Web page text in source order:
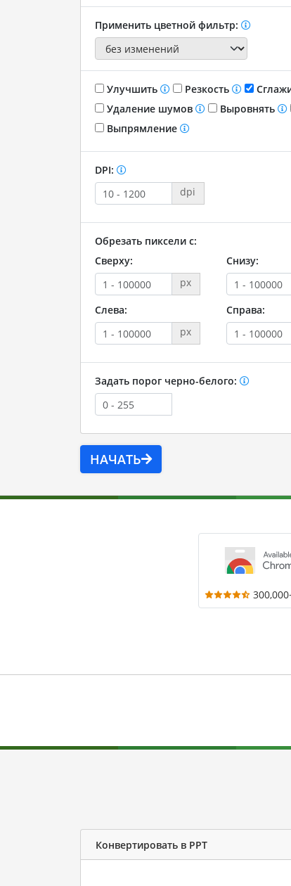
Применить цветной фильтр:
Улучшить Резкость
Удаление шумов
Выровнять
Выпрямление
DPI:
dpi
Обрезать пиксели с:
Сверху:
px
Снизу:
Слева:
px
Справа:
Задать порог черно-белого:
НАЧАТЬ
Конвертировать в PPT